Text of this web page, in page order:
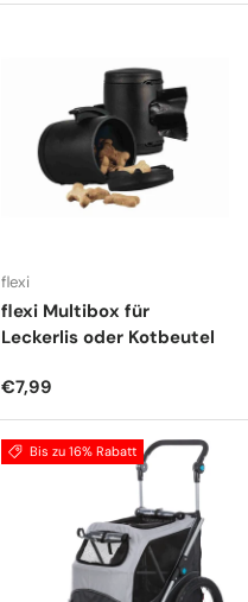
flexi
flexi Multibox für
Leckerlis oder Kotbeutel
Normaler Preis
€7,99
Bis zu 16% Rabatt